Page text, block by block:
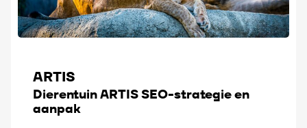
ARTIS
Dierentuin ARTIS SEO-strategie en
aanpak